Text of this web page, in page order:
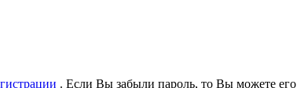
. Если Вы забыли пароль, то Вы можете его